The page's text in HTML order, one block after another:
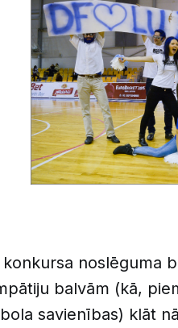
noslēguma
balvām (kā,
savienības) klāt